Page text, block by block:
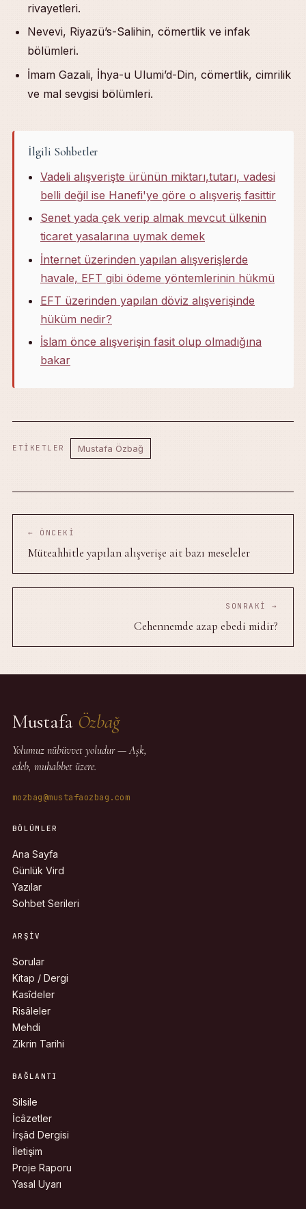
rivayetleri.
Nevevi, Riyazü’s-Salihin, cömertlik ve infak
bölümleri.
İmam Gazali, İhya-u Ulumi’d-Din, cömertlik, cimrilik
ve mal sevgisi bölümleri.
İlgili Sohbetler
Vadeli alışverişte ürünün miktarı,tutarı, vadesi
belli değil ise Hanefi'ye göre o alışveriş fasittir
Senet yada çek verip almak mevcut ülkenin
ticaret yasalarına uymak demek
İnternet üzerinden yapılan alışverişlerde
havale, EFT gibi ödeme yöntemlerinin hükmü
EFT üzerinden yapılan döviz alışverişinde
hüküm nedir?
İslam önce alışverişin fasit olup olmadığına
bakar
ETIKETLER Mustafa Özbağ
← ÖNCEKI
Müteahhitle yapılan alışverişe ait bazı meseleler
SONRAKI →
Cehennemde azap ebedi midir?
Mustafa Özbağ
Yolumuz nübüvvet yoludur — Aşk,
edeb, muhabbet üzere.
mozbag@mustafaozbag.com
BÖLÜMLER
Ana Sayfa
Günlük Vird
Yazılar
Sohbet Serileri
ARŞIV
Sorular
Kitap / Dergi
Kasîdeler
Risâleler
Mehdi
Zikrin Tarihi
BAĞLANTI
Silsile
İcâzetler
İrşâd Dergisi
İletişim
Proje Raporu
Yasal Uyarı